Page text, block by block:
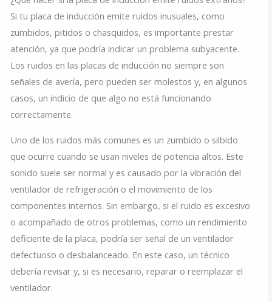
Si tu placa de inducción emite ruidos inusuales, como
zumbidos, pitidos o chasquidos, es importante prestar
atención, ya que podría indicar un problema subyacente.
Los ruidos en las placas de inducción no siempre son
señales de avería, pero pueden ser molestos y, en algunos
casos, un indicio de que algo no está funcionando
correctamente.
Uno de los ruidos más comunes es un zumbido o silbido
que ocurre cuando se usan niveles de potencia altos. Este
sonido suele ser normal y es causado por la vibración del
ventilador de refrigeración o el movimiento de los
componentes internos. Sin embargo, si el ruido es excesivo
o acompañado de otros problemas, como un rendimiento
deficiente de la placa, podría ser señal de un ventilador
defectuoso o desbalanceado. En este caso, un técnico
debería revisar y, si es necesario, reparar o reemplazar el
ventilador.